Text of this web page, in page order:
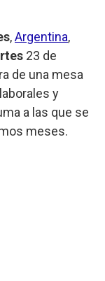
,Argentina,
23 de
de una mesa
y
a las que se
meses.